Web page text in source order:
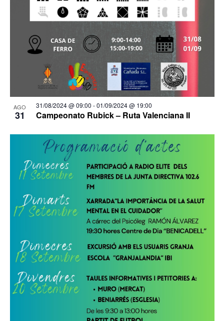
AGO
31 Campeonato Rubick – Ruta Valenciana II
31/08/2024 @ 09:00 -01/09/2024 @ 19:00